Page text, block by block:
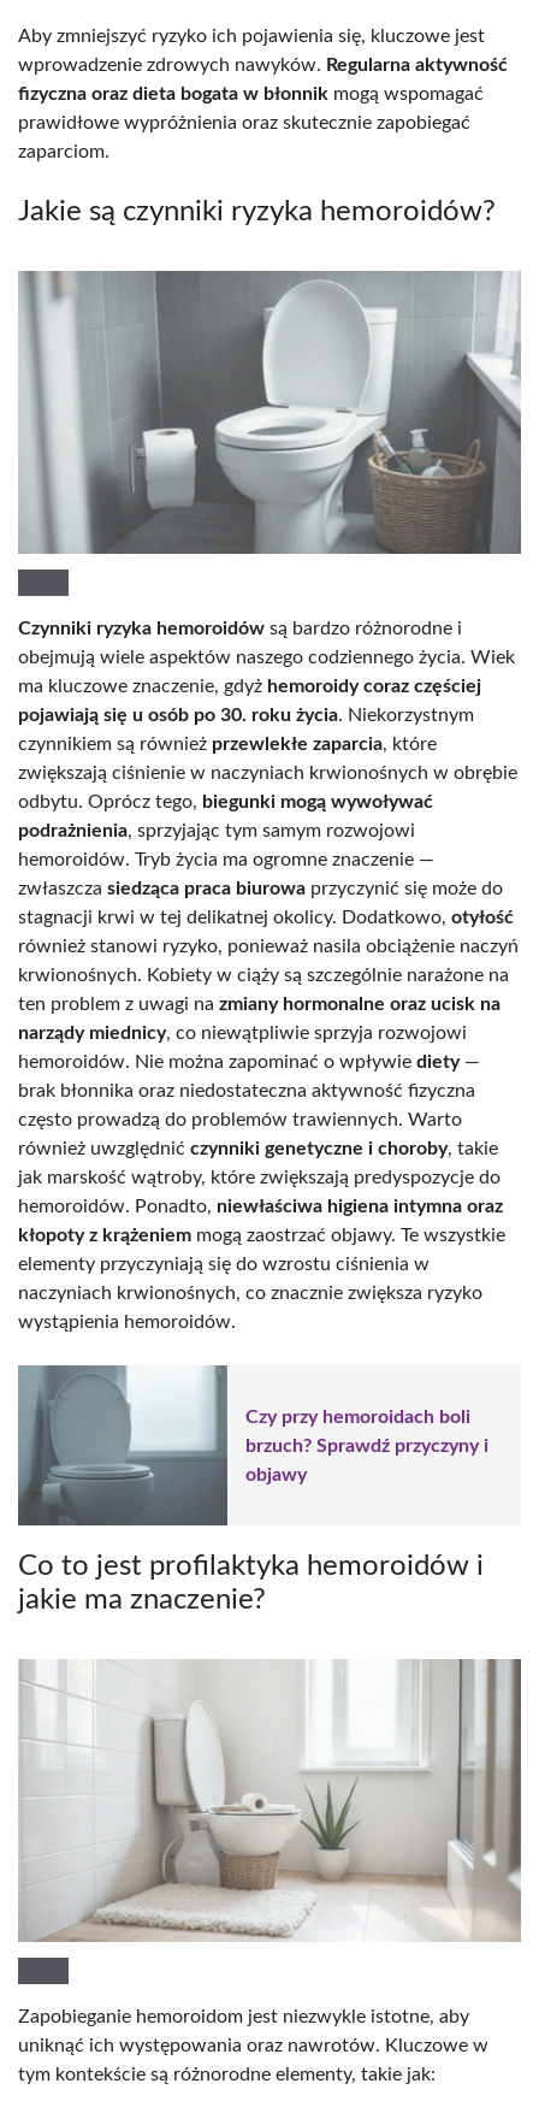
Aby zmniejszyć ryzyko ich pojawienia się, kluczowe jest
wprowadzenie zdrowych nawyków. Regularna aktywność
fizyczna oraz dieta bogata w błonnik mogą wspomagać
prawidłowe wypróżnienia oraz skutecznie zapobiegać
zaparciom.
Jakie są czynniki ryzyka hemoroidów?
Czynniki ryzyka hemoroidów są bardzo różnorodne i
obejmują wiele aspektów naszego codziennego życia. Wiek
ma kluczowe znaczenie, gdyż hemoroidy coraz częściej
pojawiają się u osób po 30. roku życia. Niekorzystnym
czynnikiem są również przewlekłe zaparcia, które
zwiększają ciśnienie w naczyniach krwionośnych w obrębie
odbytu. Oprócz tego, biegunki mogą wywoływać
podrażnienia, sprzyjając tym samym rozwojowi
hemoroidów. Tryb życia ma ogromne znaczenie —
zwłaszcza siedząca praca biurowa przyczynić się może do
stagnacji krwi w tej delikatnej okolicy. Dodatkowo, otyłość
również stanowi ryzyko, ponieważ nasila obciążenie naczyń
krwionośnych. Kobiety w ciąży są szczególnie narażone na
ten problem z uwagi na zmiany hormonalne oraz ucisk na
narządy miednicy, co niewątpliwie sprzyja rozwojowi
hemoroidów. Nie można zapominać o wpływie diety—
brak błonnika oraz niedostateczna aktywność fizyczna
często prowadzą do problemów trawiennych. Warto
również uwzględnić czynniki genetyczne i choroby, takie
jak marskość wątroby, które zwiększają predyspozycje do
hemoroidów. Ponadto, niewłaściwa higiena intymna oraz
kłopoty z krążeniem mogą zaostrzać objawy. Te wszystkie
elementy przyczyniają się do wzrostu ciśnienia w
naczyniach krwionośnych, co znacznie zwiększa ryzyko
wystąpienia hemoroidów.
Czy przy hemoroidach boli
brzuch? Sprawdź przyczyny i
objawy
Co to jest profilaktyka hemoroidów i
jakie ma znaczenie?
Zapobieganie hemoroidom jest niezwykle istotne, aby
uniknąć ich występowania oraz nawrotów. Kluczowe w
tym kontekście są różnorodne elementy, takie jak: